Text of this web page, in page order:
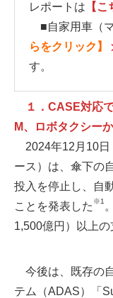
レポートは 【
■自家用車（
らをクリック】
す。
１．CASE対応
M、ロボタクシー
2024年12月10日
ース）は、傘下の
投入を停止し、自
ことを発表した ※1
1,500億円）以上の
今後は、既存の
テム（ADAS）「